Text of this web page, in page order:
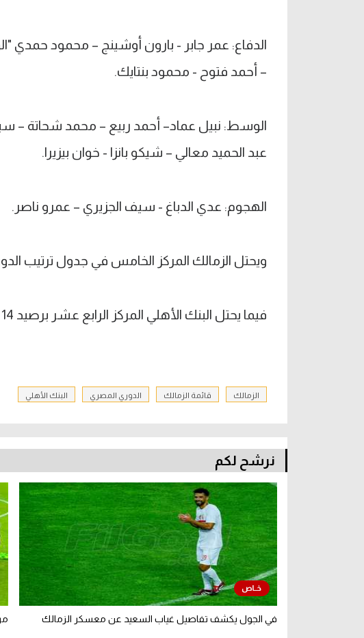
الدفاع: عمر جابر - بارون أوشينج – محمود
– أحمد فتوح - محمود بنتايك.
الوسط: نبيل عماد– أحمد ربيع – محمد شحاتة –
عبد الحميد معالي – شيكو بانزا - خوان بيزيرا.
الهجوم: عدي الدباغ - سيف الجزيري – عمرو ناصر.
ويحتل الزمالك المركز الخامس في جدول ترتيب الدوري برصيد 18 نقطة
فيما يحتل البنك الأهلي المركز الرابع عشر برصيد 14 نقطة من 10 مباريات.
الزمالك قائمة الزمالك الدوري المصري البنك الأهلي
نرشح لكم
في الجول يكشف تفاصيل غياب السعيد عن معسكر الزمالك